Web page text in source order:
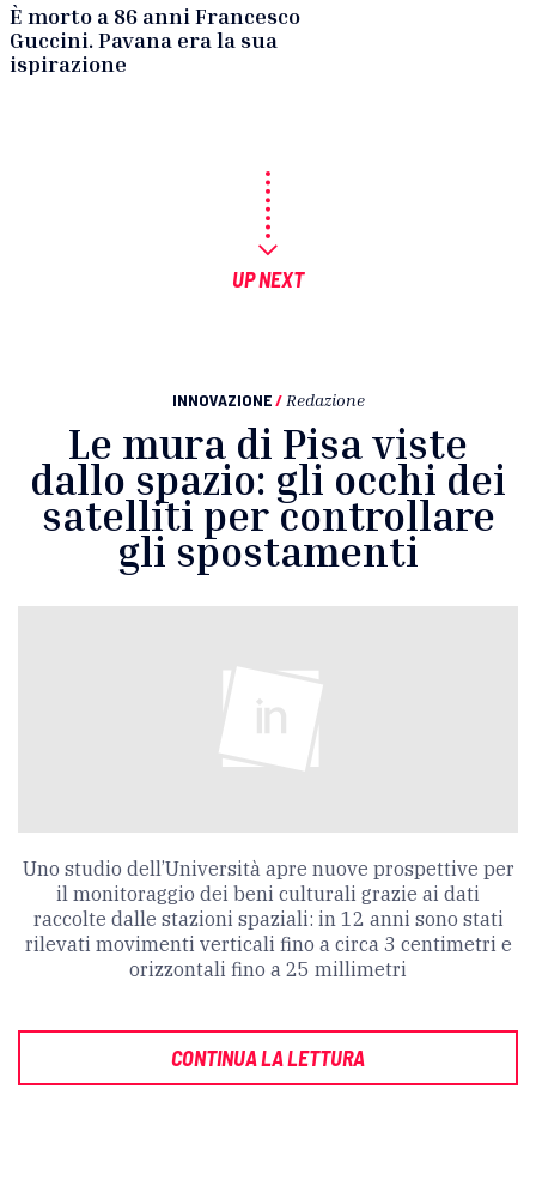
È morto a 86 anni Francesco
Guccini. Pavana era la sua
ispirazione
UP NEXT
INNOVAZIONE / Redazione
Le mura di Pisa viste
dallo spazio: gli occhi dei
satelliti per controllare
gli spostamenti
Uno studio dell’Università apre nuove prospettive per
il monitoraggio dei beni culturali grazie ai dati
raccolte dalle stazioni spaziali: in 12 anni sono stati
rilevati movimenti verticali fino a circa 3 centimetri e
orizzontali fino a 25 millimetri
CONTINUA LA LETTURA